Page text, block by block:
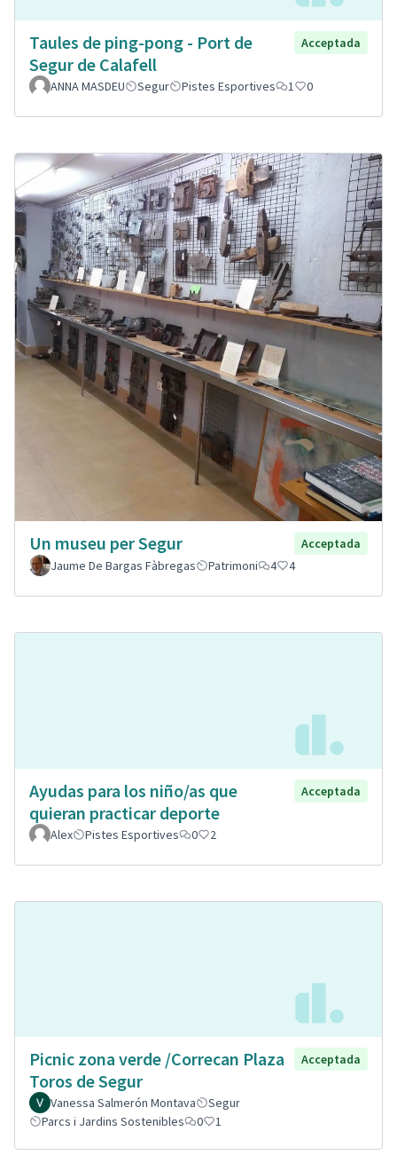
Taules de ping-pong - Port de
Segur de Calafell
Acceptada
ANNA MASDEU Segur Pistes Esportives 1 0
Un museu per Segur
Acceptada
Jaume De Bargas Fàbregas
Patrimoni 4 4
Ayudas para los niño/as que
quieran practicar deporte
Acceptada
Alex Pistes Esportives 0 2
Picnic zona verde /Correcan Plaza
Toros de Segur
Acceptada
Vanessa Salmerón Montava
Segur
Parcs i Jardins Sostenibles
0 1